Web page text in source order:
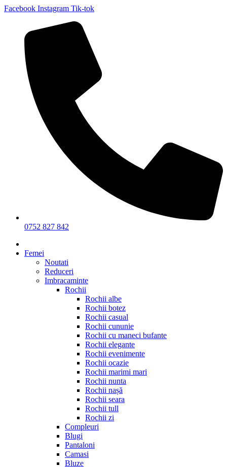
Facebook Instagram Tik-tok
0752 827 842
Femei
Noutati
Reduceri
Imbracaminte
Rochii
Rochii albe
Rochii botez
Rochii casual
Rochii cununie
Rochii cu maneci bufante
Rochii elegante
Rochii evenimente
Rochii ocazie
Rochii marimi mari
Rochii nunta
Rochii nașă
Rochii seara
Rochii tull
Rochii zi
Compleuri
Blugi
Pantaloni
Camasi
Bluze